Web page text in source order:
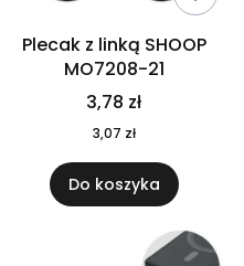
Plecak z linką SHOOP
MO7208-21
3,78 zł
3,07 zł
Do koszyka